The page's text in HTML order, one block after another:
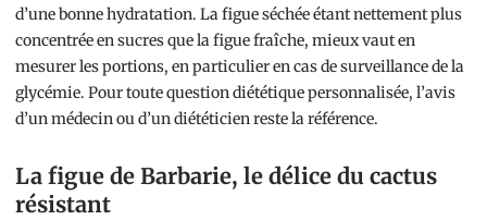
d’une bonne hydratation. La figue séchée étant nettement plus
concentrée en sucres que la figue fraîche, mieux vaut en
mesurer les portions, en particulier en cas de surveillance de la
glycémie. Pour toute question diététique personnalisée, l’avis
d’un médecin ou d’un diététicien reste la référence.
La figue de Barbarie, le délice du cactus
résistant